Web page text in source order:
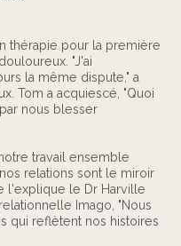
thérapie pour la première
"J'ai
la même dispute," a
Tom a acquiescé, "Quoi
nous blesser
travail ensemble
relations sont le miroir
l'explique le Dr Harville
Imago, "Nous
qui reflètent nos histoires